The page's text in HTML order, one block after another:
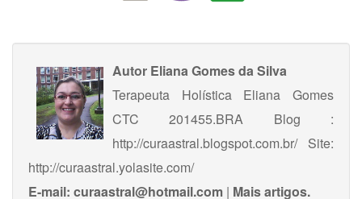
Autor Eliana Gomes da Silva
Terapeuta Holística Eliana Gomes
CTC 201455.BRA Blog :
http://curaastral.blogspot.com.br/ Site:
http://curaastral.yolasite.com/
E-mail: curaastral@hotmail.com | Mais artigos.